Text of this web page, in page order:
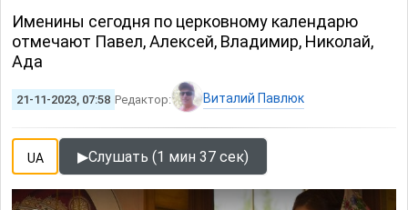
Именины сегодня по церковному календарю
отмечают Павел, Алексей, Владимир, Николай,
Ада
21-11-2023, 07:58 Редактор: Виталий Павлюк
UA ▶Слушать (1 мин 37 сек)